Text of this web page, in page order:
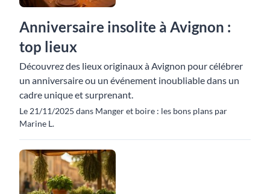
Anniversaire insolite à Avignon :
top lieux
Découvrez des lieux originaux à Avignon pour célébrer
un anniversaire ou un événement inoubliable dans un
cadre unique et surprenant.
Le 21/11/2025 dans Manger et boire : les bons plans par
Marine L.